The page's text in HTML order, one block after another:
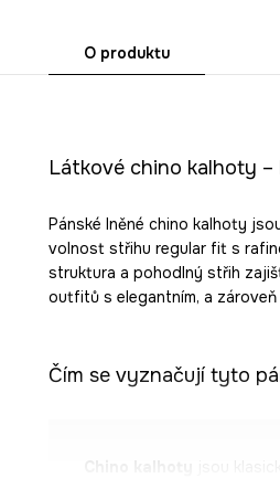
O produktu
Látkové chino kalhoty
Pánské lněné chino kalhoty
volnost střihu regular fit s
struktura a pohodlný střih
outfitů s elegantním, a
Čím se vyznačují tyto